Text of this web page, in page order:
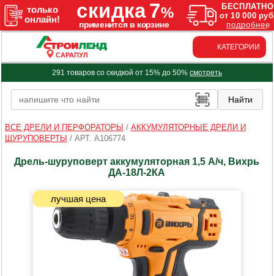
САРАПУЛ
КАТЕГОРИИ
291 товаров со скидкой от 15% до 50% смотреть
ВСЕ ДРЕЛИ И ПЕРФОРАТОРЫ / АККУМУЛЯТОРНЫЕ ДРЕЛИ И
ШУРУПОВЕРТЫ / АРТ. A106774
Дрель-шуруповерт аккумуляторная 1,5 А/ч, Вихрь
ДА-18Л-2КА